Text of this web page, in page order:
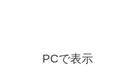
PCで表示